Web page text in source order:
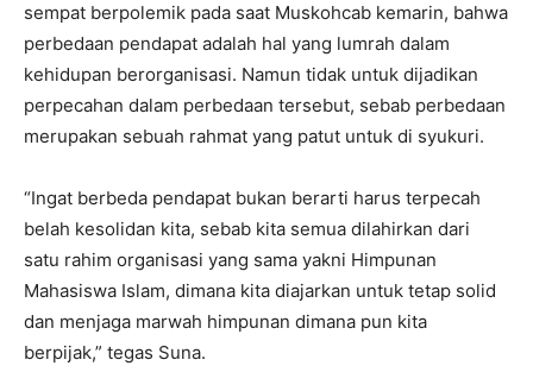
sempat berpolemik pada saat Muskohcab kemarin, bahwa
perbedaan pendapat adalah hal yang lumrah dalam
kehidupan berorganisasi. Namun tidak untuk dijadikan
perpecahan dalam perbedaan tersebut, sebab perbedaan
merupakan sebuah rahmat yang patut untuk di syukuri.
“Ingat berbeda pendapat bukan berarti harus terpecah
belah kesolidan kita, sebab kita semua dilahirkan dari
satu rahim organisasi yang sama yakni Himpunan
Mahasiswa Islam, dimana kita diajarkan untuk tetap solid
dan menjaga marwah himpunan dimana pun kita
berpijak,” tegas Suna.